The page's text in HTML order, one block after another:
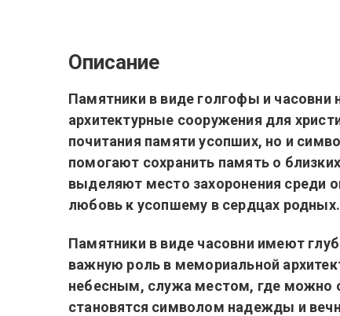
Описание
Памятники в виде голгофы и часовни
архитектурные сооружения для
почитания памяти усопших, но и
помогают сохранить память о
выделяют место захоронения среди
любовь к усопшему в сердцах родных.
Памятники в виде часовни имеют
важную роль в мемориальной
небесным, служа местом, где можно
становятся символом надежды и